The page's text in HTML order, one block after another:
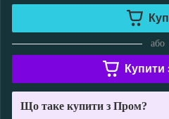
або
Купити
Що таке купити з Пром?